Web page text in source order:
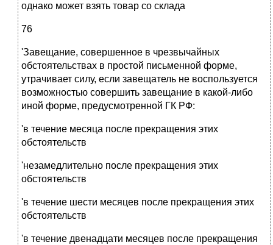
однако может взять товар со склада
76
'Завещание, совершенное в чрезвычайных
обстоятельствах в простой письменной форме,
утрачивает силу, если завещатель не воспользуется
возможностью совершить завещание в какой-либо
иной форме, предусмотренной ГК РФ:
'в течение месяца после прекращения этих
обстоятельств
'незамедлительно после прекращения этих
обстоятельств
'в течение шести месяцев после прекращения этих
обстоятельств
'в течение двенадцати месяцев после прекращения